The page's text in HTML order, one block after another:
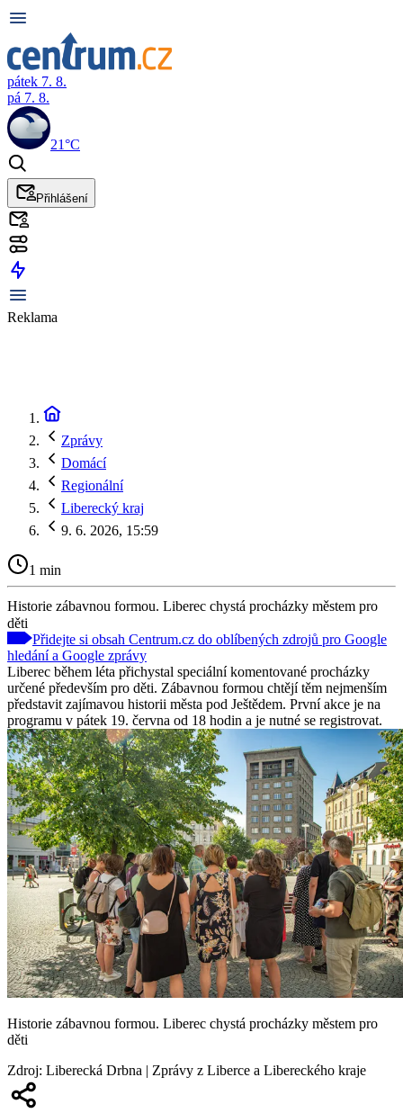
pátek 7. 8.
pá 7. 8.
21°C
Přihlášení
Reklama
Zprávy
Domácí
Regionální
Liberecký kraj
9. 6. 2026, 15:59
1 min
Historie zábavnou formou. Liberec chystá procházky městem pro
děti
Přidejte si obsah Centrum.cz do oblíbených zdrojů pro Google
hledání a Google zprávy
Liberec během léta přichystal speciální komentované procházky
určené především pro děti. Zábavnou formou chtějí těm nejmenším
představit zajímavou historii města pod Ještědem. První akce je na
programu v pátek 19. června od 18 hodin a je nutné se registrovat.
Historie zábavnou formou. Liberec chystá procházky městem pro
děti
Zdroj: Liberecká Drbna | Zprávy z Liberce a Libereckého kraje